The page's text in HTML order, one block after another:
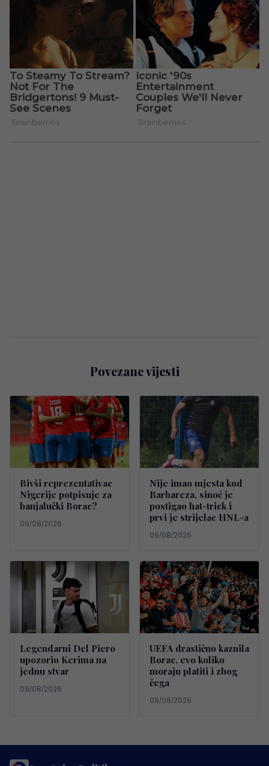
Povezane vijesti
Bivši reprezentativac
Nigerije potpisuje za
banjalučki Borac?
09/08/2026
Nije imao mjesta kod
Barbareza, sinoć je
postigao hat-trick i
prvi je strijelac HNL-a
09/08/2026
Legendarni Del Piero
upozorio Kerima na
jednu stvar
09/08/2026
UEFA drastično kaznila
Borac, evo koliko
moraju platiti i zbog
čega
09/08/2026